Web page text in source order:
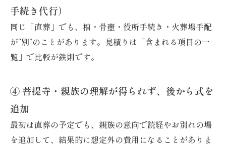
手続き代行）
同じ「直葬」でも、棺・骨壺・役所手続き・火葬場手配
が“別”のことがあります。見積りは「含まれる項目の一
覧」で比較が鉄則です。
④ 菩提寺・親族の理解が得られず、後から式を
追加
最初は直葬の予定でも、親族の意向で読経やお別れの場
を追加して、結果的に想定外の費用になることがありま